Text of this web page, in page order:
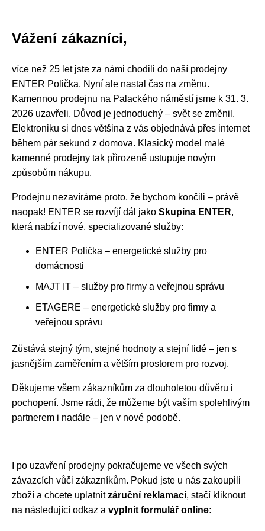
Vážení zákazníci,
více než 25 let jste za námi chodili do naší prodejny
ENTER Polička. Nyní ale nastal čas na změnu.
Kamennou prodejnu na Palackého náměstí jsme k 31. 3.
2026 uzavřeli. Důvod je jednoduchý – svět se změnil.
Elektroniku si dnes většina z vás objednává přes internet
během pár sekund z domova. Klasický model malé
kamenné prodejny tak přirozeně ustupuje novým
způsobům nákupu.
Prodejnu nezavíráme proto, že bychom končili – právě
naopak! ENTER se rozvíjí dál jako Skupina ENTER,
která nabízí nové, specializované služby:
ENTER Polička – energetické služby pro
domácnosti
MAJT IT – služby pro firmy a veřejnou správu
ETAGERE – energetické služby pro firmy a
veřejnou správu
Zůstává stejný tým, stejné hodnoty a stejní lidé – jen s
jasnějším zaměřením a větším prostorem pro rozvoj.
Děkujeme všem zákazníkům za dlouholetou důvěru i
pochopení. Jsme rádi, že můžeme být vaším spolehlivým
partnerem i nadále – jen v nové podobě.
I po uzavření prodejny pokračujeme ve všech svých
závazcích vůči zákazníkům. Pokud jste u nás zakoupili
zboží a chcete uplatnitzáruční reklamaci, stačí kliknout
na následující odkaz a vyplnit formulář online: